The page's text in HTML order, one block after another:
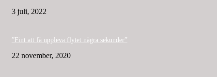
3 juli, 2022
”Fint att få uppleva flytet några sekunder”
22 november, 2020